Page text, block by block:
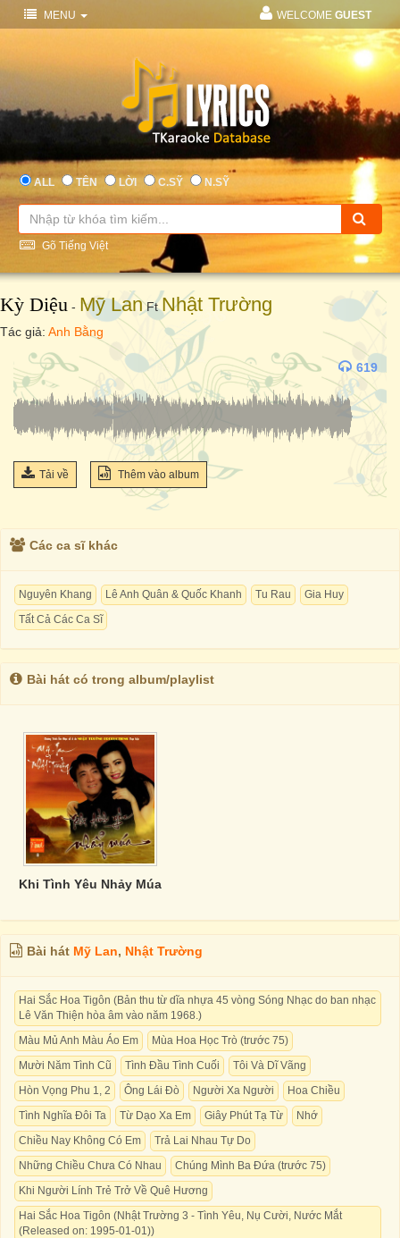
MENU WELCOME GUEST
ALL TÊN LỜI C.SỸ N.SỸ
Gõ Tiếng Việt
Kỳ Diệu - Mỹ LanFtNhật Trường
Tác giả: Anh Bằng
619
Tải về Thêm vào album
Các ca sĩ khác
Nguyên Khang Lê Anh Quân & Quốc Khanh Tu Rau
Gia Huy
Tất Cả Các Ca Sĩ
Bài hát có trong album/playlist
Khi Tình Yêu Nhảy Múa
Bài hát Mỹ Lan, Nhật Trường
Hai Sắc Hoa Tigôn (Bản thu từ dĩa nhựa 45 vòng Sóng Nhạc do ban nhạc
Lê Văn Thiện hòa âm vào năm 1968.)
Màu Mủ Anh Màu Áo Em
Mùa Hoa Học Trò (trước 75)
Mười Năm Tình Cũ
Tình Đầu Tình Cuối
Tôi Và Dĩ Vãng
Hòn Vọng Phu 1, 2
Ông Lái Đò Người Xa Người
Hoa Chiều
Tình Nghĩa Đôi Ta
Từ Dạo Xa Em Giây Phút Tạ Từ
Nhớ
Chiều Nay Không Có Em
Trả Lai Nhau Tự Do
Những Chiều Chưa Có Nhau
Chúng Mình Ba Đứa (trước 75)
Khi Người Lính Trẻ Trở Về Quê Hương
Hai Sắc Hoa Tigôn (Nhật Trường 3 - Tình Yêu, Nụ Cười, Nước Mắt
(Released on: 1995-01-01))